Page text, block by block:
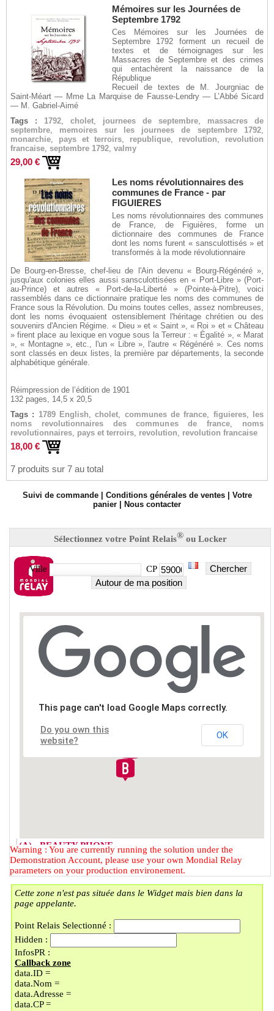
Mémoires sur les Journées de
Septembre 1792
Ces Mémoires sur les Journées de
Septembre 1792 forment un recueil de
textes et de témoignages sur les
Massacres de Septembre et des crimes
qui entachèrent la naissance de la
République
Recueil de textes de M. Jourgniac de
Saint-Méart — Mme La Marquise de Fausse-Lendry — L’Abbé Sicard
— M. Gabriel-Aimé
Tags : 1792, cholet, journees de septembre,
massacres de
septembre, memoires sur les journees de septembre 1792,
monarchie, pays et terroirs, republique, revolution,
revolution
francaise, septembre 1792, valmy
29,00 €
Les noms révolutionnaires des
communes de France - par
FIGUIERES
Les noms révolutionnaires des communes
de France, de Figuières, forme un
dictionnaire des communes de France
dont les noms furent « sansculottisés » et
transformés à la mode révolutionnaire
De Bourg-en-Bresse, chef-lieu de l'Ain devenu « Bourg-Régénéré »,
jusqu'aux colonies elles aussi sansculottisées en « Port-Libre » (Port-
au-Prince) et autres « Port-de-la-Liberté » (Pointe-à-Pitre), voici
rassemblés dans ce dictionnaire pratique les noms des communes de
France sous la Révolution. Du moins toutes celles, assez nombreuses,
dont les noms évoquaient ostensiblement l'héritage chrétien ou des
souvenirs d'Ancien Régime. « Dieu » et « Saint », « Roi » et « Château
» firent place au lexique en vogue sous la Terreur : « Égalité », « Marat
», « Montagne », etc., l'un « Libre », l'autre « Régénéré ». Ces noms
sont classés en deux listes, la première par départements, la seconde
alphabétique générale.
Réimpression de l’édition de 1901
132 pages, 14,5 x 20,5
Tags : 1789 English, cholet, communes de france, figuieres,
les
noms revolutionnaires des communes de france,
noms
revolutionnaires, pays et terroirs, revolution, revolution francaise
18,00 €
7 produits sur 7 au total
Suivi de commande Conditions générales de ventes
Votre
panier
Nous contacter
Sélectionnez votre Point Relais®ou Locker
Ville CP
Chercher
Autour de ma position
This page can't load Google Maps correctly.
Do you own this
website?
OK
(A) - BEAUTY PHONE
2 RUE DU FAUBOURG DES
POSTES
59000 - LILLE
(B) - LOCKER BMOBILE
57 RUE DU FAUBOURG DES
59000 - LILLE
(C) - LOCKER LAVOMATIC
PLACE DOREZ/LI
9 PLACE BARTHELEMY DOREZ
59000 - LILLE
(D) - UNIQUE COIN
En vacances jusqu'au 30/08/2026
Warning : You are currently running the solution under the
Demonstration Account, please use your own Mondial Relay
parameters on your production environement.
Cette zone n'est pas située dans le Widget mais bien dans la
page appelante.
Point Relais Selectionné :
Hidden :
InfosPR :
Callback zone
data.ID =
data.Nom =
data.Adresse =
data.CP =